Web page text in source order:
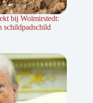
bij Wolmirstedt:
schildpadschild